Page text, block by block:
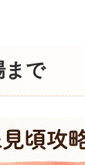
まで